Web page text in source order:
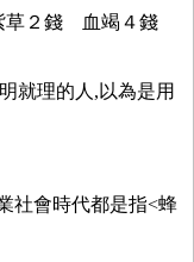
草２錢 血竭４錢
就理的人,以為是用
社會時代都是指<蜂